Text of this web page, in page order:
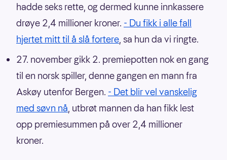
hadde seks rette, og dermed kunne innkassere
drøye 2,4 millioner kroner. - Du fikk i alle fall
hjertet mitt til å slå fortere, sa hun da vi ringte.
27. november gikk 2. premiepotten nok en gang
til en norsk spiller, denne gangen en mann fra
Askøy utenfor Bergen. - Det blir vel vanskelig
med søvn nå, utbrøt mannen da han fikk lest
opp premiesummen på over 2,4 millioner
kroner.